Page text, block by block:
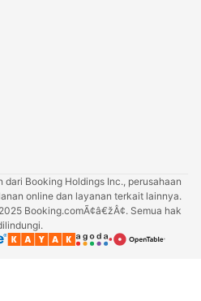
Booking Holdings Inc., perusahaan
online dan layanan terkait lainnya.
Booking.comÃ¢â€žÂ¢. Semua hak